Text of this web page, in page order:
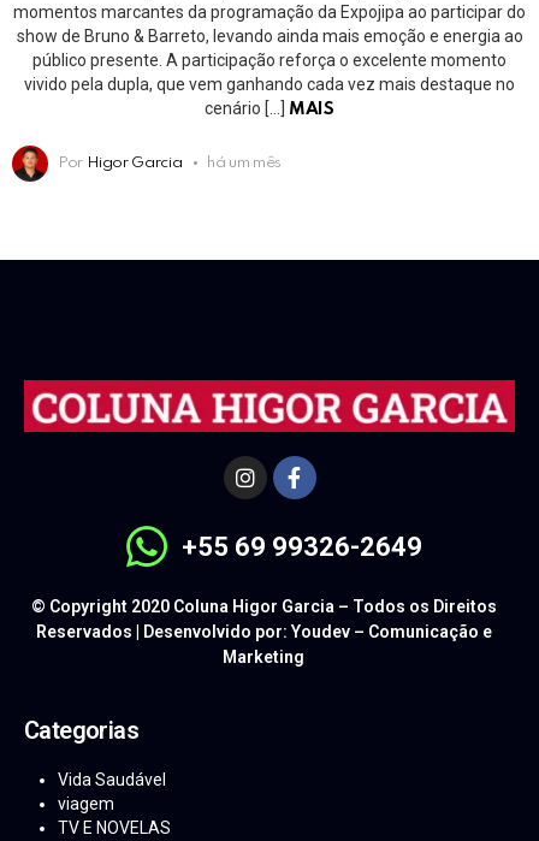
momentos marcantes da programação da Expojipa ao participar do
show de Bruno & Barreto, levando ainda mais emoção e energia ao
público presente. A participação reforça o excelente momento
vivido pela dupla, que vem ganhando cada vez mais destaque no
cenário […]
MAIS
Por Higor Garcia há um mês
+55 69 99326-2649
© Copyright 2020 Coluna Higor Garcia – Todos os Direitos
Reservados | Desenvolvido por: Youdev – Comunicação e
Marketing
Categorias
Vida Saudável
viagem
TV E NOVELAS